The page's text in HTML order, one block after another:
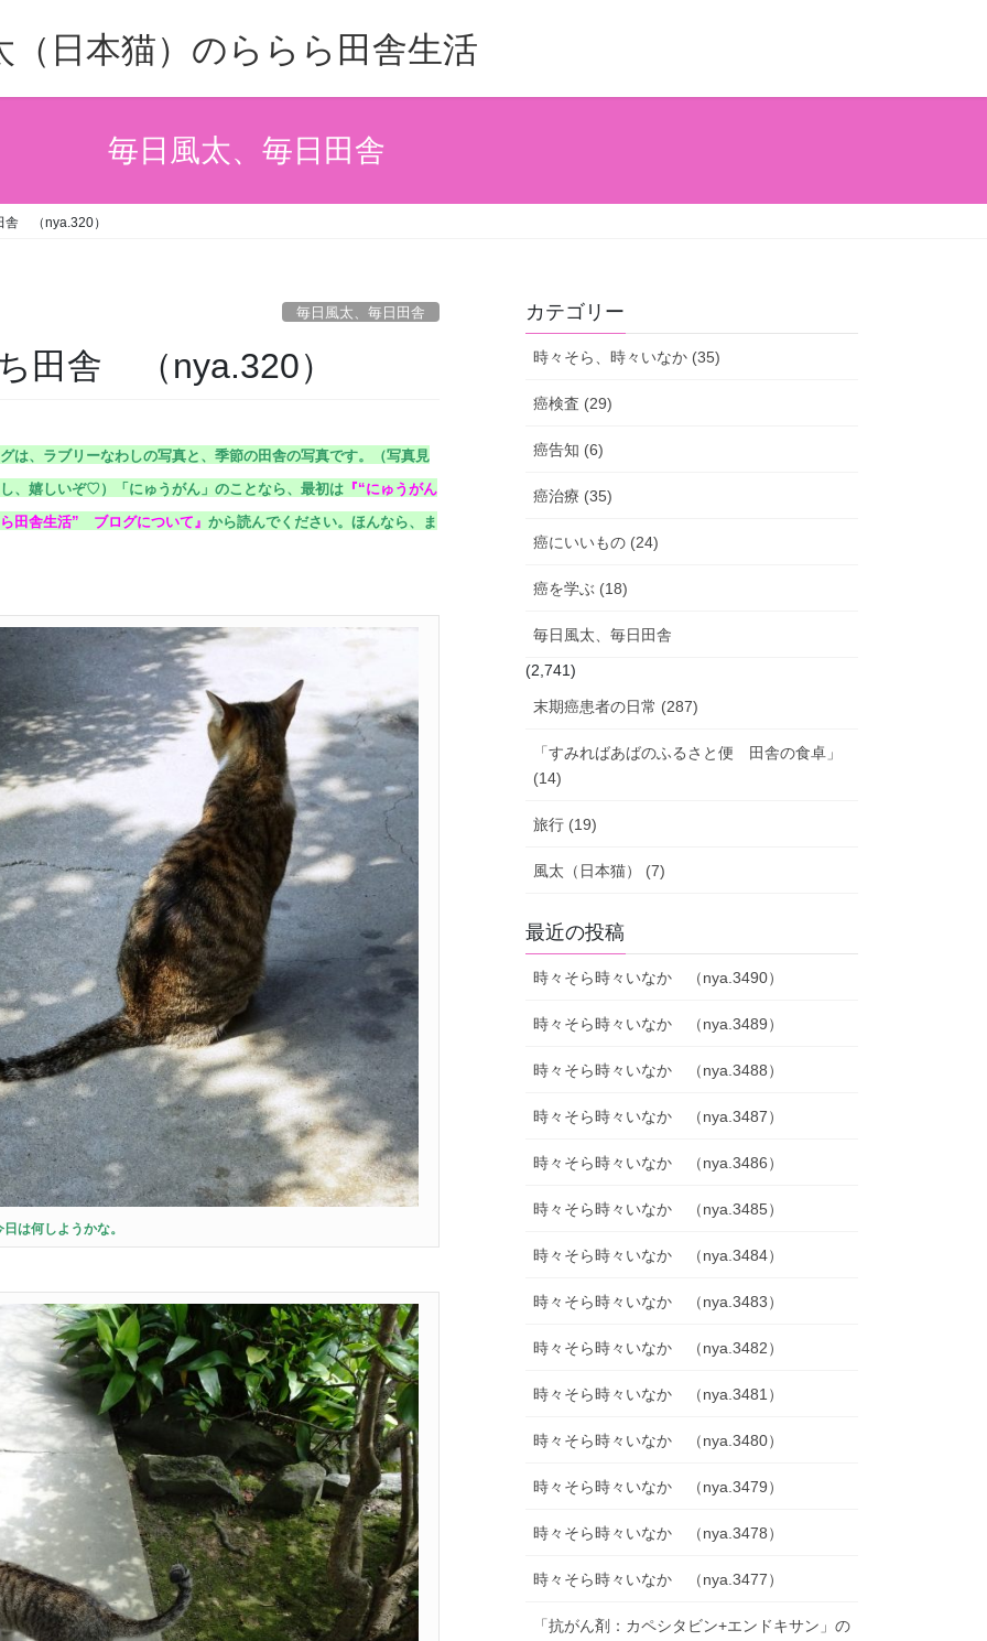
日本猫）のららら田舎生活
毎日風太、毎日田舎
舎 （nya.320）
毎日風太、毎日田舎
田舎 （nya.320）
は、ラブリーなわしの写真と、季節の田舎の写真です。（写真見
、嬉しいぞ♡）
「にゅうがん」のことなら、最初は 『“にゅうがん
田舎生活” ブログについて』 から読んでください。 ほんなら、ま
は何しようかな。
カテゴリー
時々そら、時々いなか (35)
癌検査 (29)
癌告知 (6)
癌治療 (35)
癌にいいもの (24)
癌を学ぶ (18)
毎日風太、毎日田舎
(2,741)
末期癌患者の日常 (287)
「すみればあばのふるさと便 田舎の食卓」
(14)
旅行 (19)
風太（日本猫） (7)
最近の投稿
時々そら時々いなか （nya.3490）
時々そら時々いなか （nya.3489）
時々そら時々いなか （nya.3488）
時々そら時々いなか （nya.3487）
時々そら時々いなか （nya.3486）
時々そら時々いなか （nya.3485）
時々そら時々いなか （nya.3484）
時々そら時々いなか （nya.3483）
時々そら時々いなか （nya.3482）
時々そら時々いなか （nya.3481）
時々そら時々いなか （nya.3480）
時々そら時々いなか （nya.3479）
時々そら時々いなか （nya.3478）
時々そら時々いなか （nya.3477）
「抗がん剤：カペシタビン+エンドキサン」の